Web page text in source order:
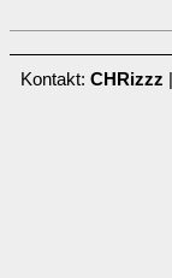
Kontakt: CHRizzz